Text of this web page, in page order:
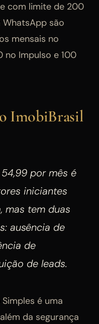
com limite de 200
são
mensais no
no Impulso e 100
ImobiBrasil
por mês é
iniciantes
mas tem duas
ausência de
de
de leads.
é uma
da segurança